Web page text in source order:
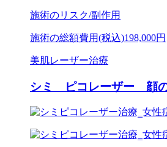
施術のリスク/副作用
施術の総額費用(税込)198,000円
美肌レーザー治療
シミ ピコレーザー 顔